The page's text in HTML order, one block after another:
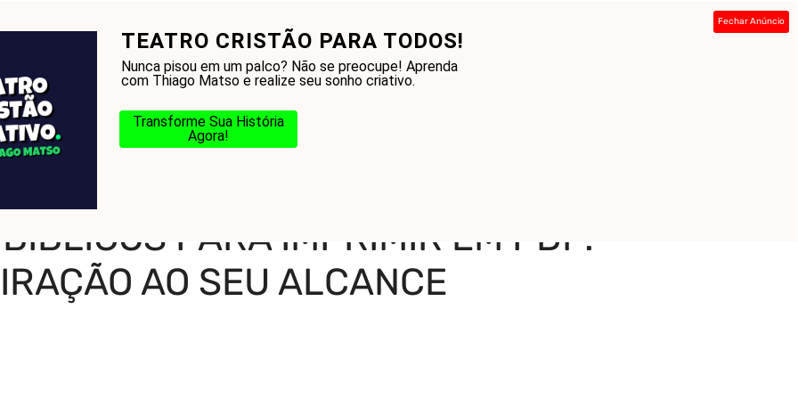
TEATRO CRISTÃO PARA TODOS!
Nunca pisou em um palco? Não se preocupe! Aprenda
com Thiago Matso e realize seu sonho criativo.
Transforme Sua História
Agora!
Fechar Anúncio
Glossário Blog Na Jornada
PARA IMPRIMIR EM PDF:
AO SEU ALCANCE